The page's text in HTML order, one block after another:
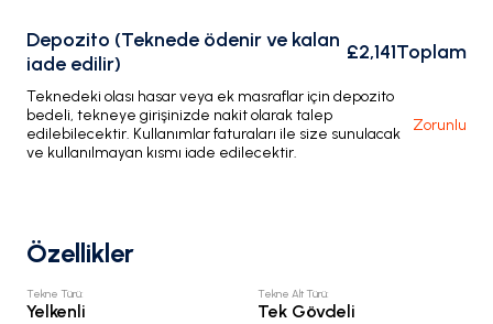
Depozito (Teknede ödenir ve kalan
iade edilir)
£2,141Toplam
Teknedeki olası hasar veya ek masraflar için depozito
bedeli, tekneye girişinizde nakit olarak talep
edilebilecektir. Kullanımlar faturaları ile size sunulacak
ve kullanılmayan kısmı iade edilecektir.
Zorunlu
Özellikler
Tekne Türü:
Yelkenli
Tekne Alt Türü:
Tek Gövdeli